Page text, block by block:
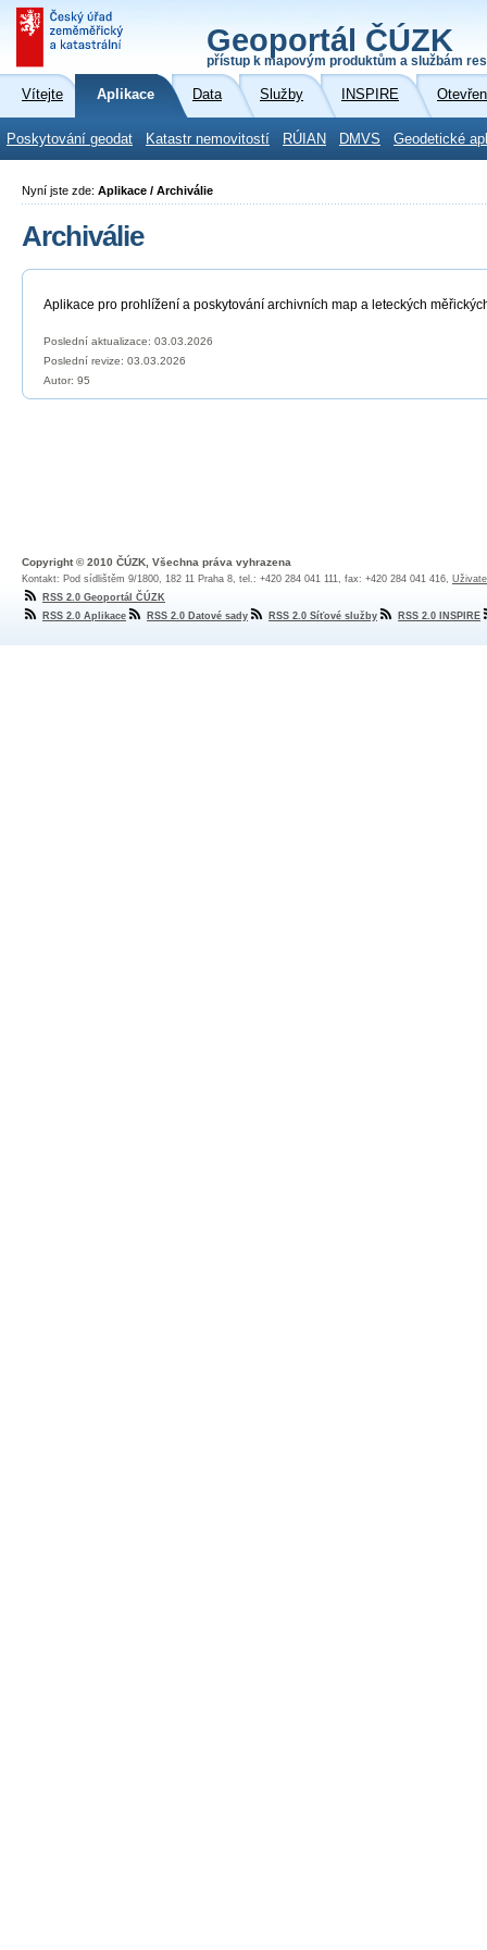
Geoportál ČÚZK
přístup k mapovým produktům a službám
Vítejte Aplikace Data Služby INSPIRE
Poskytování geodat Katastr nemovitostí RÚIAN DMVS Geodetické
Nyní jste zde: Aplikace / Archiválie
Archiválie
Aplikace pro prohlížení a poskytování archivních map a leteckých
Poslední aktualizace: 03.03.2026
Poslední revize: 03.03.2026
Autor: 95
Copyright © 2010 ČÚZK, Všechna práva vyhrazena
Kontakt: Pod sídlištěm 9/1800, 182 11 Praha 8, tel.: +420 284 041 111, fax: +420 284 041 416,
RSS 2.0 Geoportál ČÚZK
RSS 2.0 Aplikace
RSS 2.0 Datové sady RSS 2.0 Síťové služby RSS 2.0 INSPIRE